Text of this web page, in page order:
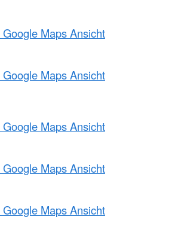
Maps Ansicht
Maps Ansicht
Maps Ansicht
Maps Ansicht
Maps Ansicht